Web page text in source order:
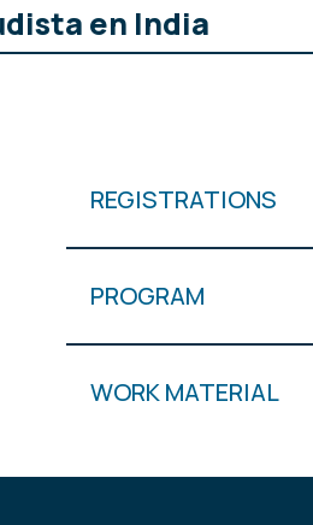
en India
REGISTRATIONS
PROGRAM
WORK MATERIAL